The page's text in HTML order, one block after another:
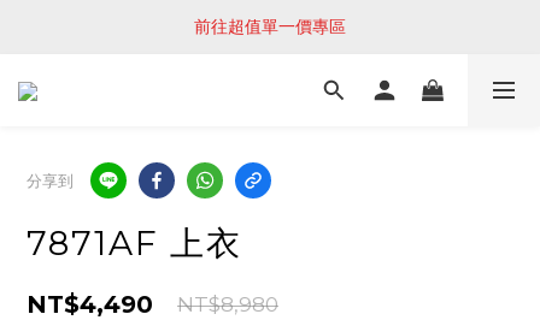
前往超值單一價專區
分享到
7871AF 上衣
NT$4,490 NT$8,980